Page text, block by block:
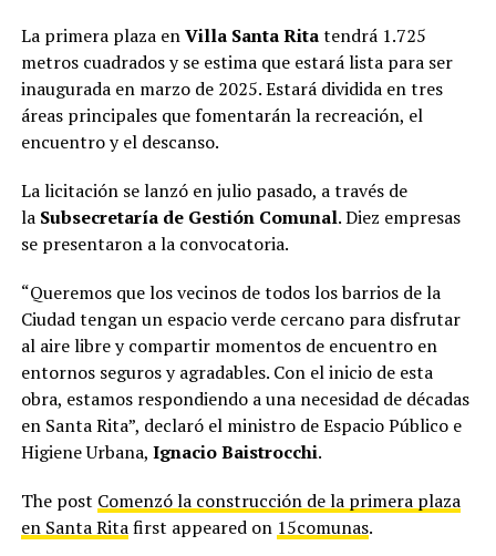
La primera plaza enVilla Santa Ritatendrá 1.725
metros cuadrados y se estima que estará lista para ser
inaugurada en marzo de 2025. Estará dividida en tres
áreas principales que fomentarán la recreación, el
encuentro y el descanso.
La licitación se lanzó en julio pasado, a través de
la Subsecretaría de Gestión Comunal. Diez empresas
se presentaron a la convocatoria.
“Queremos que los vecinos de todos los barrios de la
Ciudad tengan un espacio verde cercano para disfrutar
al aire libre y compartir momentos de encuentro en
entornos seguros y agradables. Con el inicio de esta
obra, estamos respondiendo a una necesidad de décadas
en Santa Rita”, declaró el ministro de Espacio Público e
Higiene Urbana, Ignacio Baistrocchi.
The post Comenzó la construcción de la primera plaza
en Santa Ritafirst appeared on 15comunas.